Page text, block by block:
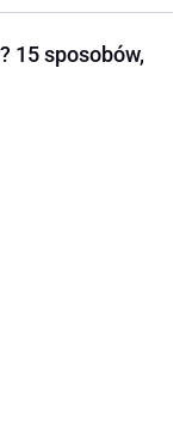
15 sposobów,